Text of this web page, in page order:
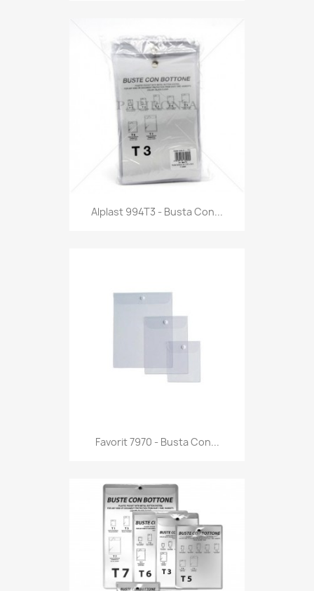
Anteprima
Alplast 994T3 - Busta Con...
Anteprima
Favorit 7970 - Busta Con...